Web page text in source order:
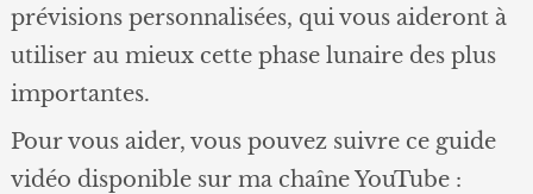
prévisions personnalisées, qui vous aideront à
utiliser au mieux cette phase lunaire des plus
importantes.
Pour vous aider, vous pouvez suivre ce guide
vidéo disponible sur ma chaîne YouTube :